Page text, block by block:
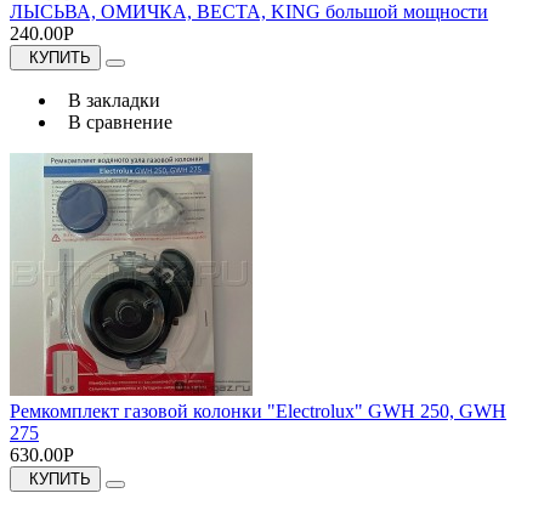
ЛЫСЬВА, ОМИЧКА, ВЕСТА, KING большой мощности
240.00Р
КУПИТЬ
В закладки
В сравнение
Ремкомплект газовой колонки "Electrolux" GWH 250, GWH
275
630.00Р
КУПИТЬ